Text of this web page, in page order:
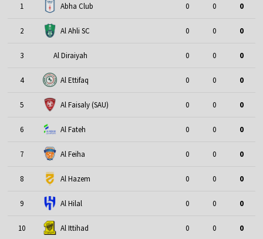
1 Abha Club 0 0 0
2 Al Ahli SC 0 0 0
3 Al Diraiyah 0 0 0
4 Al Ettifaq 0 0 0
5 Al Faisaly (SAU) 0 0 0
6 Al Fateh 0 0 0
7 Al Feiha 0 0 0
8 Al Hazem 0 0 0
9 Al Hilal 0 0 0
10 Al Ittihad 0 0 0